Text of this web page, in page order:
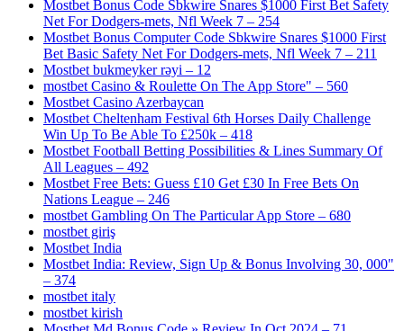
Mostbet Bonus Code Sbkwire Snares $1000 First Bet Safety
Net For Dodgers-mets, Nfl Week 7 – 254
Mostbet Bonus Computer Code Sbkwire Snares $1000 First
Bet Basic Safety Net For Dodgers-mets, Nfl Week 7 – 211
Mostbet bukmeyker rəyi – 12
‎mostbet Casino & Roulette On The App Store" – 560
Mostbet Casino Azerbaycan
Mostbet Cheltenham Festival 6th Horses Daily Challenge
Win Up To Be Able To £250k – 418
Mostbet Football Betting Possibilities & Lines Summary Of
All Leagues – 492
Mostbet Free Bets: Guess £10 Get £30 In Free Bets On
Nations League – 246
‎mostbet Gambling On The Particular App Store – 680
mostbet giriş
Mostbet India
Mostbet India: Review, Sign Up & Bonus Involving 30, 000"
– 374
mostbet italy
mostbet kirish